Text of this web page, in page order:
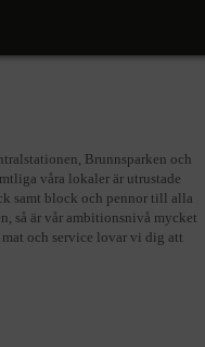
Brunnsparken och
våra lokaler är utrustade
samt block och pennor till alla
så är vår ambitionsnivå mycket
och service lovar vi dig att